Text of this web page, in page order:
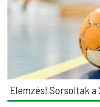
Elemzés! Sorsoltak